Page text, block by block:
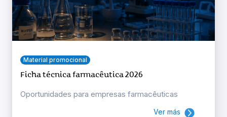
Material promocional
Ficha técnica farmacêutica 2026
Oportunidades para empresas farmacêuticas
Ver más